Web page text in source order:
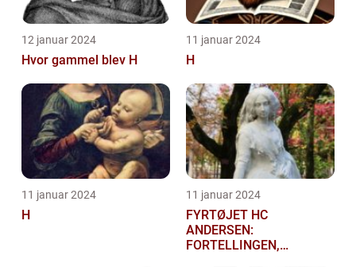
12 januar 2024
Hvor gammel blev H
11 januar 2024
H
11 januar 2024
H
11 januar 2024
FYRTØJET HC
ANDERSEN:
FORTELLINGEN,